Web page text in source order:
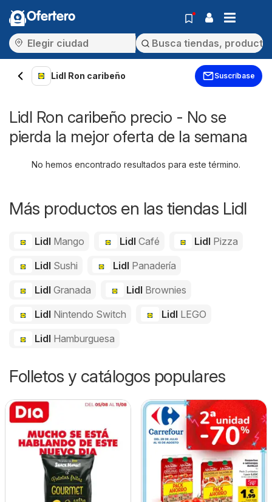
Ofertero
Lidl Ron caribeño Suscríbase
Lidl Ron caribeño precio - No se
pierda la mejor oferta de la semana
No hemos encontrado resultados para este término.
Más productos en las tiendas Lidl
Lidl Mango Lidl Café Lidl Pizza
Lidl Sushi Lidl Panadería
Lidl Granada Lidl Brownies
Lidl Nintendo Switch Lidl LEGO
Lidl Hamburguesa
Folletos y catálogos populares